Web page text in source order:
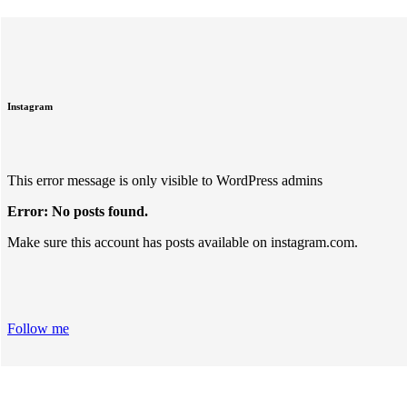
Instagram
This error message is only visible to WordPress admins
Error: No posts found.
Make sure this account has posts available on instagram.com.
Follow me